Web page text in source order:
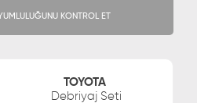
KONTROL ET
TOYOTA
Debriyaj Seti